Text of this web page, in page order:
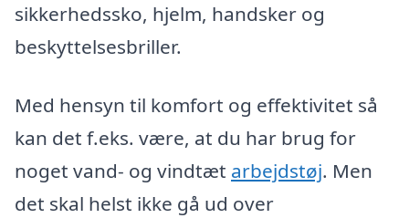
sikkerhedssko, hjelm, handsker og
beskyttelsesbriller.
Med hensyn til komfort og effektivitet så
kan det f.eks. være, at du har brug for
noget vand- og vindtæt arbejdstøj. Men
det skal helst ikke gå ud over